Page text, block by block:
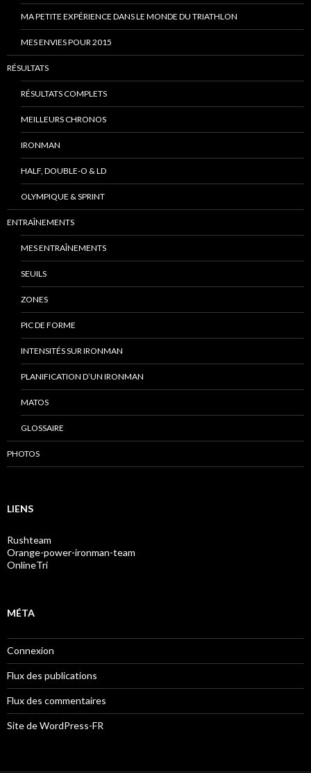
MA PETITE EXPÉRIENCE DANS LE MONDE DU TRIATHLON
MES ENVIES POUR 2015
RÉSULTATS
RÉSULTATS COMPLETS
MEILLEURS CHRONOS
IRONMAN
HALF, DOUBLE-O & LD
OLYMPIQUE & SPRINT
ENTRAÎNEMENTS
MES ENTRAÎNEMENTS
SEUILS
ZONES
PIC DE FORME
INTENSITÉS SUR IRONMAN
PLANIFICATION D’UN IRONMAN
MATOS
GLOSSAIRE
PHOTOS
LIENS
Rushteam
Orange-power-ironman-team
OnlineTri
MÉTA
Connexion
Flux des publications
Flux des commentaires
Site de WordPress-FR